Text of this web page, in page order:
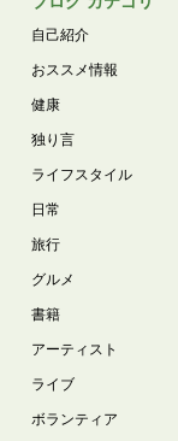
自己紹介
おススメ情報
健康
独り言
ライフスタイル
日常
旅行
グルメ
書籍
アーティスト
ライブ
ボランティア